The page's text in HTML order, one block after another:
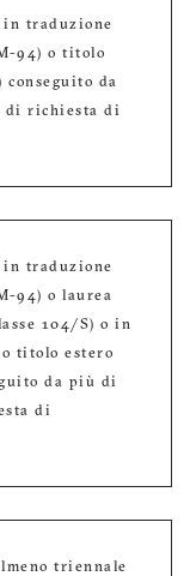
in traduzione
94) o titolo
conseguito da
di richiesta di
in traduzione
94) o laurea
104/S) o in
titolo estero
da più di
di
triennale